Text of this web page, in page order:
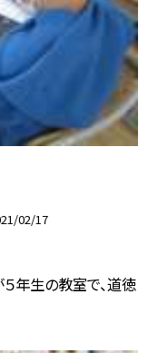
02/17
年生の教室で、道徳